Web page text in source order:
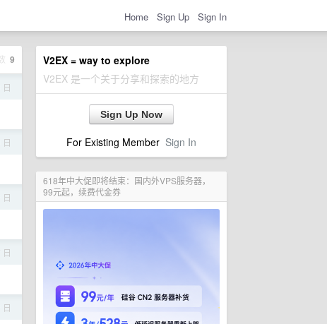
Home Sign Up Sign In
V2EX = way to explore
V2EX 是一个关于分享和探索的地方
Sign Up Now
For Existing Member Sign In
618年中大促即将结束：国内外VPS服务器，
99元起，续费代金券
9